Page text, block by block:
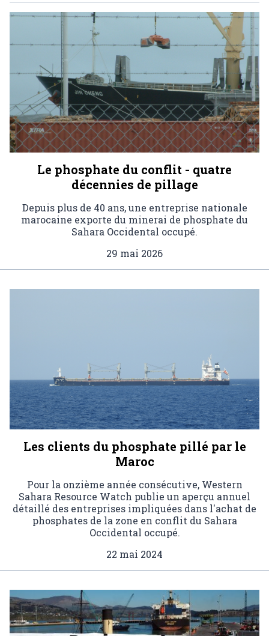
Le phosphate du conflit - quatre
décennies de pillage
Depuis plus de 40 ans, une entreprise nationale
marocaine exporte du minerai de phosphate du
Sahara Occidental occupé.
29 mai 2026
Les clients du phosphate pillé par le
Maroc
Pour la onzième année consécutive, Western
Sahara Resource Watch publie un aperçu annuel
détaillé des entreprises impliquées dans l'achat de
phosphates de la zone en conflit du Sahara
Occidental occupé.
22 mai 2024